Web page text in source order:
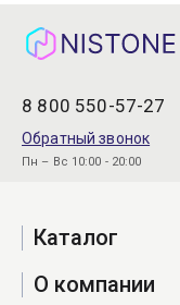
8 800 550-57-27
Обратный звонок
Пн – Вс 10:00 - 20:00
Каталог
О компании